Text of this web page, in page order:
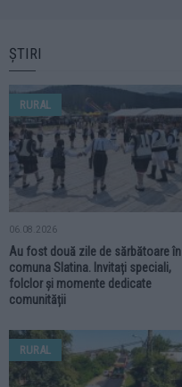
ȘTIRI
RURAL
06.08.2026
Au fost două zile de sărbătoare în
comuna Slatina. Invitați speciali,
folclor și momente dedicate
comunității
RURAL